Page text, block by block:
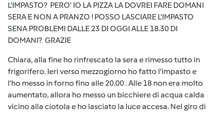
L'IMPASTO? PERO' IO LA PIZZA LA DOVREI FARE DOMANI
SERA E NON A PRANZO ! POSSO LASCIARE L'IMPASTO
SENA PROBLEMI DALLE 23 DI OGGI ALLE 18.30 DI
DOMANI? GRAZIE
Chiara, alla fine ho rinfrescato la sera e rimesso tutto in
frigorifero. Ieri verso mezzogiorno ho fatto l'impasto e
l'ho messo in forno fino alle 20.00 . Alle 18 non era molto
aumentato, allora ho messo un bicchiere di acqua calda
vicino alla ciotola e ho lasciato la luce accesa. Nel giro di